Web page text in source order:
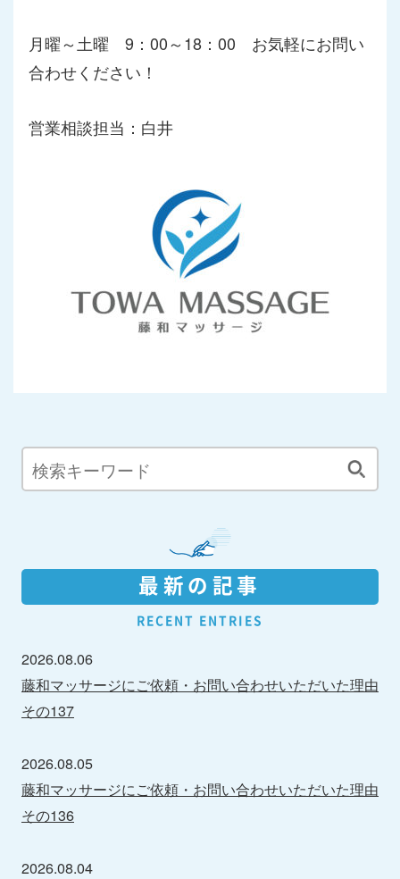
月曜～土曜 9：00～18：00 お気軽にお問い
合わせください！
営業相談担当：白井
最新の記事
RECENT ENTRIES
2026.08.06
藤和マッサージにご依頼・お問い合わせいただいた理由
その137
2026.08.05
藤和マッサージにご依頼・お問い合わせいただいた理由
その136
2026.08.04